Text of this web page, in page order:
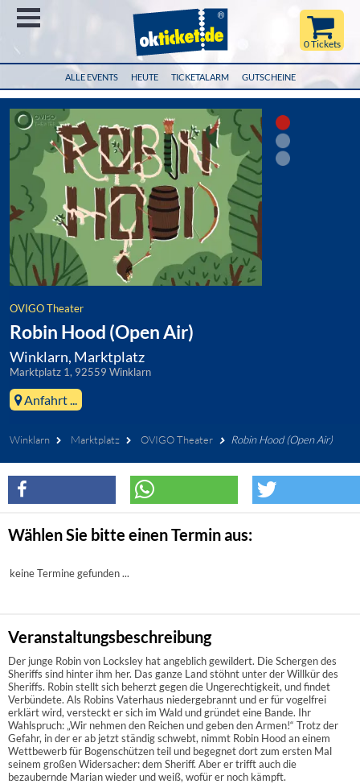
ALLE EVENTS HEUTE TICKETALARM GUTSCHEINE
0 Tickets
OVIGO Theater
Robin Hood (Open Air)
Winklarn, Marktplatz
Marktplatz 1, 92559 Winklarn
Anfahrt ...
Winklarn Marktplatz OVIGO Theater Robin Hood (Open Air)
Wählen Sie bitte einen Termin aus:
keine Termine gefunden ...
Veranstaltungsbeschreibung
Der junge Robin von Locksley hat angeblich gewildert. Die Schergen des
Sheriffs sind hinter ihm her. Das ganze Land stöhnt unter der Willkür des
Sheriffs. Robin stellt sich beherzt gegen die Ungerechtigkeit, und findet
Verbündete. Als Robins Vaterhaus niedergebrannt und er für vogelfrei
erklärt wird, versteckt er sich im Wald und gründet eine Bande. Ihr
Wahlspruch: „Wir nehmen den Reichen und geben den Armen!“ Trotz der
Gefahr, in der er ab jetzt ständig schwebt, nimmt Robin Hood an einem
Wettbewerb für Bogenschützen teil und begegnet dort zum ersten Mal
seinem großen Widersacher: dem Sheriff. Aber er trifft auch die
bezaubernde Marian wieder und weiß, wofür er noch kämpft.